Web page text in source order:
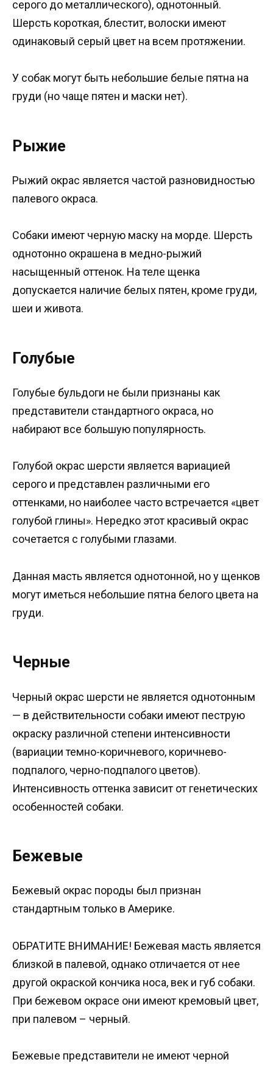
серого до металлического), однотонный.
Шерсть короткая, блестит, волоски имеют
одинаковый серый цвет на всем протяжении.
У собак могут быть небольшие белые пятна на
груди (но чаще пятен и маски нет).
Рыжие
Рыжий окрас является частой разновидностью
палевого окраса.
Собаки имеют черную маску на морде. Шерсть
однотонно окрашена в медно-рыжий
насыщенный оттенок. На теле щенка
допускается наличие белых пятен, кроме груди,
шеи и живота.
Голубые
Голубые бульдоги не были признаны как
представители стандартного окраса, но
набирают все большую популярность.
Голубой окрас шерсти является вариацией
серого и представлен различными его
оттенками, но наиболее часто встречается «цвет
голубой глины». Нередко этот красивый окрас
сочетается с голубыми глазами.
Данная масть является однотонной, но у щенков
могут иметься небольшие пятна белого цвета на
груди.
Черные
Черный окрас шерсти не является однотонным
— в действительности собаки имеют пеструю
окраску различной степени интенсивности
(вариации темно-коричневого, коричнево-
подпалого, черно-подпалого цветов).
Интенсивность оттенка зависит от генетических
особенностей собаки.
Бежевые
Бежевый окрас породы был признан
стандартным только в Америке.
ОБРАТИТЕ ВНИМАНИЕ! Бежевая масть является
близкой в палевой, однако отличается от нее
другой окраской кончика носа, век и губ собаки.
При бежевом окрасе они имеют кремовый цвет,
при палевом – черный.
Бежевые представители не имеют черной